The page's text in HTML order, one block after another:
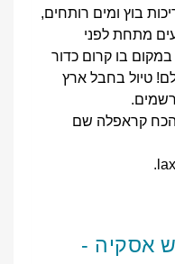
בוץ ומים רותחים,
מתחת לפני
בו קרום כדור
טיול בחבל ארץ
הכח קראפלה שם
אסקיה -